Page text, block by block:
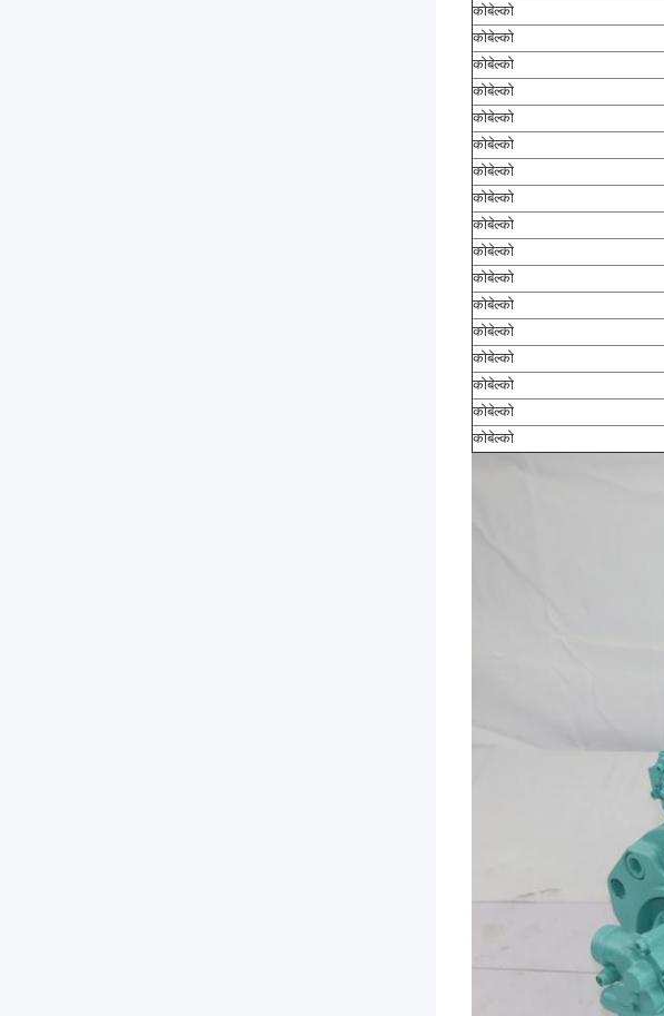
कोबेल्को
कोबेल्को
कोबेल्को
कोबेल्को
कोबेल्को
कोबेल्को
कोबेल्को
कोबेल्को
कोबेल्को
कोबेल्को
कोबेल्को
कोबेल्को
कोबेल्को
कोबेल्को
कोबेल्को
कोबेल्को
कोबेल्को